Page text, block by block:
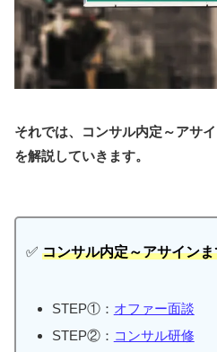
それでは、コンサル内定～アサ
を解説していきます。
✅ コンサル内定～アサイン
STEP①： オファー面談
STEP②： コンサル研修